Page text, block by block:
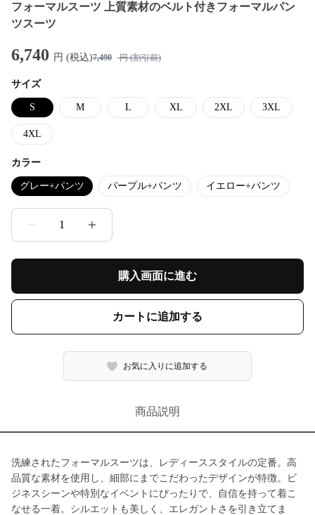
フォーマルスーツ 上質素材のベルト付きフォーマルパン
ツスーツ
6,740 円 (税込)7,490 円 (割引前)
サイズ
S M L XL 2XL 3XL
4XL
カラー
グレー+パンツ パープル+パンツ イエロー+パンツ
1
購入画面に進む
カートに追加する
お気に入りに追加する
商品説明
洗練されたフォーマルスーツは、レディーススタイルの定番。高
品質な素材を使用し、細部にまでこだわったデザインが特徴。ビ
ジネスシーンや特別なイベントにぴったりで、自信を持って着こ
なせる一着。シルエットも美しく、エレガントさを引き立てま